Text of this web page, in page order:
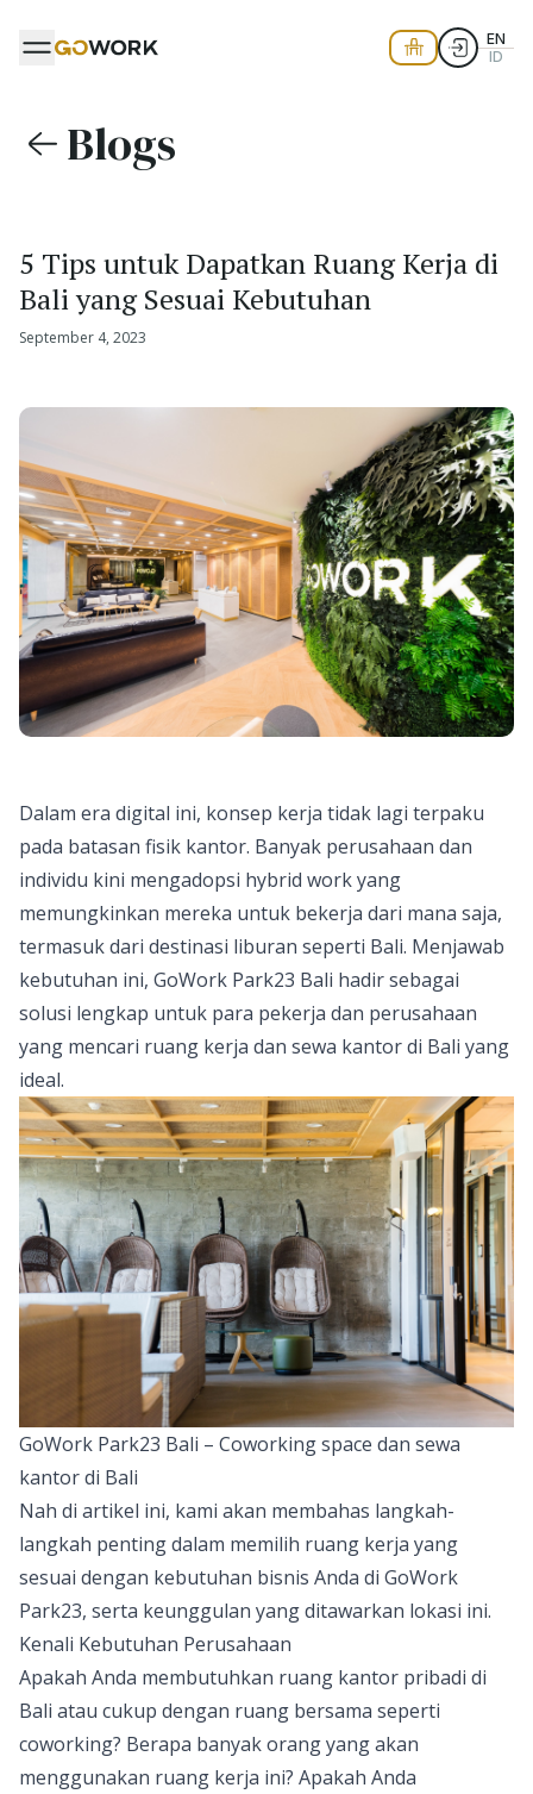
EN
ID
Blogs
5 Tips untuk Dapatkan Ruang Kerja di
Bali yang Sesuai Kebutuhan
September 4, 2023
Dalam era digital ini, konsep kerja tidak lagi terpaku
pada batasan fisik kantor. Banyak perusahaan dan
individu kini mengadopsi hybrid work yang
memungkinkan mereka untuk bekerja dari mana saja,
termasuk dari destinasi liburan seperti Bali. Menjawab
kebutuhan ini, GoWork Park23 Bali hadir sebagai
solusi lengkap untuk para pekerja dan perusahaan
yang mencari ruang kerja dan sewa kantor di Bali yang
ideal.
GoWork Park23 Bali – Coworking space dan sewa
kantor di Bali
Nah di artikel ini, kami akan membahas langkah-
langkah penting dalam memilih ruang kerja yang
sesuai dengan kebutuhan bisnis Anda di GoWork
Park23, serta keunggulan yang ditawarkan lokasi ini.
Kenali Kebutuhan Perusahaan
Apakah Anda membutuhkan ruang kantor pribadi di
Bali atau cukup dengan ruang bersama seperti
coworking? Berapa banyak orang yang akan
menggunakan ruang kerja ini? Apakah Anda